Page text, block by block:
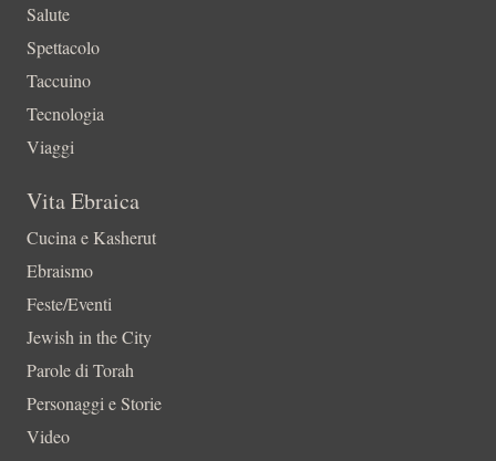
Salute
Spettacolo
Taccuino
Tecnologia
Viaggi
Vita Ebraica
Cucina e Kasherut
Ebraismo
Feste/Eventi
Jewish in the City
Parole di Torah
Personaggi e Storie
Video